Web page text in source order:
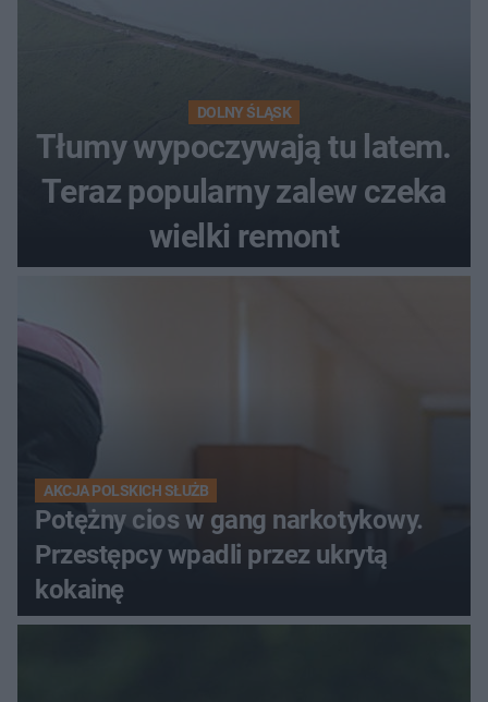
DOLNY ŚLĄSK
Tłumy wypoczywają tu latem.
Teraz popularny zalew czeka
wielki remont
AKCJA POLSKICH SŁUŻB
Potężny cios w gang narkotykowy.
Przestępcy wpadli przez ukrytą
kokainę